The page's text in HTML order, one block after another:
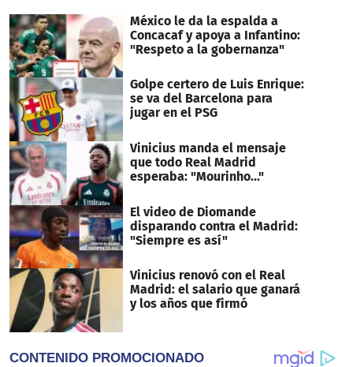
México le da la espalda a
Concacaf y apoya a Infantino:
"Respeto a la gobernanza"
Golpe certero de Luis Enrique:
se va del Barcelona para
jugar en el PSG
Vinicius manda el mensaje
que todo Real Madrid
esperaba: "Mourinho..."
El video de Diomande
disparando contra el Madrid:
"Siempre es así"
Vinicius renovó con el Real
Madrid: el salario que ganará
y los años que firmó